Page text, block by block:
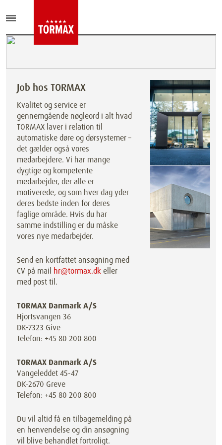
Job hos TORMAX
Kvalitet og service er
gennemgående nøgleord i alt hvad
TORMAX laver i relation til
automatiske døre og dørsystemer –
det gælder også vores
medarbejdere. Vi har mange
dygtige og kompetente
medarbejder, der alle er
motiverede, og som hver dag yder
deres bedste inden for deres
faglige område. Hvis du har
samme indstilling er du måske
vores nye medarbejder.
Send en kortfattet ansøgning med
CV på mail hr@tormax.dkeller
med post til.
TORMAX Danmark A/S
Hjortsvangen 36
DK-7323 Give
Telefon: +45 80 200 800
TORMAX Danmark A/S
Vangeleddet 45-47
DK-2670 Greve
Telefon: +45 80 200 800
Du vil altid få en tilbagemelding på
en henvendelse og din ansøgning
vil blive behandlet fortroligt.